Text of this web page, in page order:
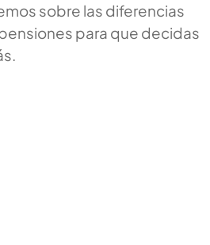
sobre las diferencias
para que decidas